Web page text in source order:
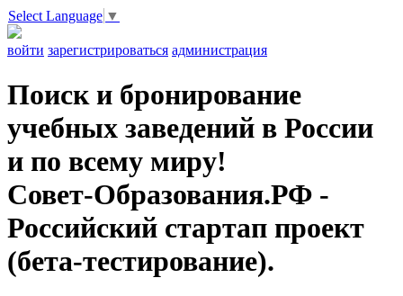
Select Language ▼
войти зарегистрироваться администрация
Поиск и бронирование
учебных заведений в России
и по всему миру!
Совет-Образования.РФ -
Российский стартап проект
(бета-тестирование).